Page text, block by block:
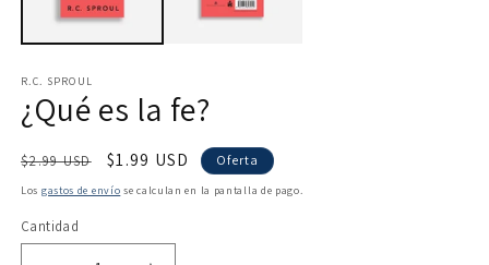
R.C. SPROUL
¿Qué es la fe?
Precio
habitual
$2.99 USD
Precio
de
$1.99 USD Oferta
Los gastos de envío se calculan en la pantalla de pago.
Cantidad